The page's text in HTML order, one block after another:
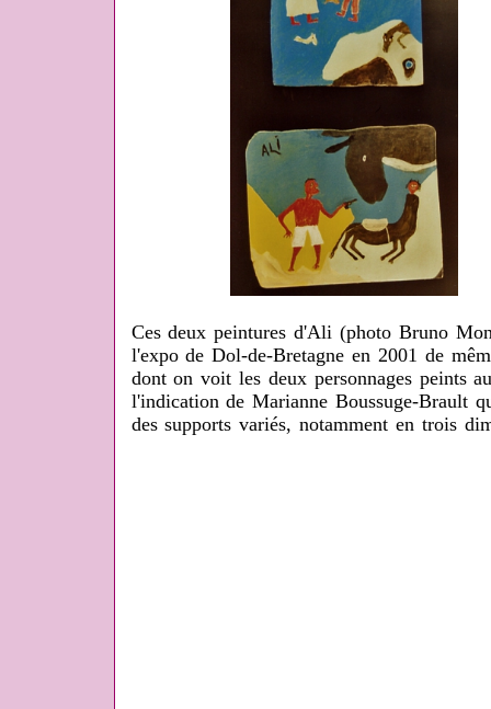
Ces deux peintures d'Ali (photo Bruno
l'expo de Dol-de-Bretagne en 2001 de
dont on voit les deux personnages peints
l'indication de Marianne Boussuge-Brault
des supports variés, notamment en trois